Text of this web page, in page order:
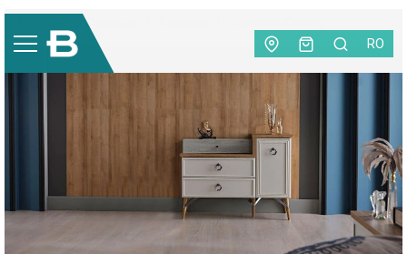
RO
Спальня